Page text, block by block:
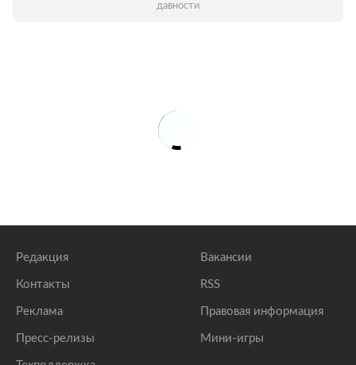
давности
Редакция
Контакты
Реклама
Пресс-релизы
Вакансии
RSS
Правовая информация
Мини-игры